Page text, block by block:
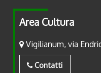
Area Cultura
Vigilianum, via
Contatti